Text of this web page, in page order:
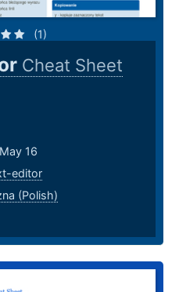
(1)
Cheat Sheet
16
editor
(Polish)